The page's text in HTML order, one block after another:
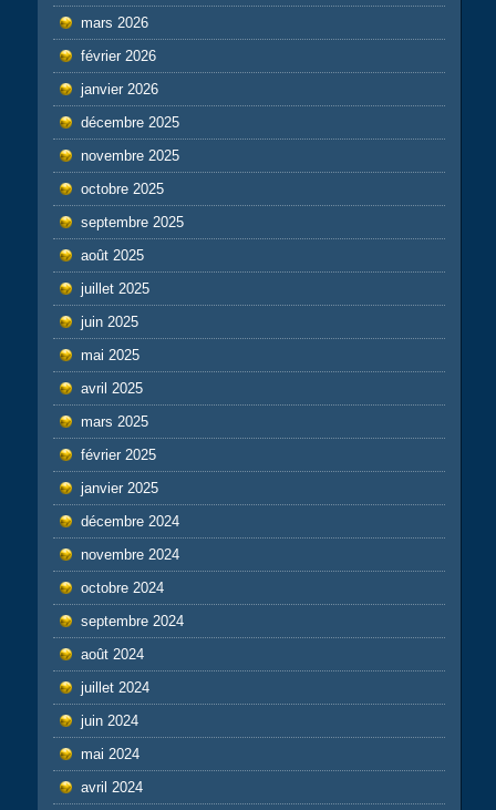
mars 2026
février 2026
janvier 2026
décembre 2025
novembre 2025
octobre 2025
septembre 2025
août 2025
juillet 2025
juin 2025
mai 2025
avril 2025
mars 2025
février 2025
janvier 2025
décembre 2024
novembre 2024
octobre 2024
septembre 2024
août 2024
juillet 2024
juin 2024
mai 2024
avril 2024